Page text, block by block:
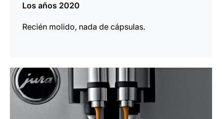
Los años 2020
Recién molido, nada de cápsulas.
más
información